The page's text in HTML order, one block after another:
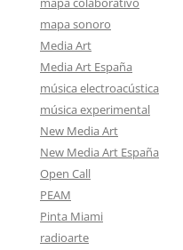
mapa sonoro
Media Art
Media Art España
música electroacústica
música experimental
New Media Art
New Media Art España
Open Call
PEAM
Pinta Miami
radioarte